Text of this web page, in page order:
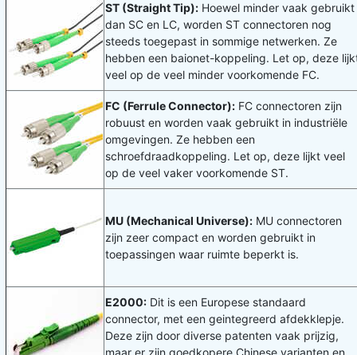
ST (Straight Tip): Hoewel minder vaak gebruikt
dan SC en LC, worden ST connectoren nog
steeds toegepast in sommige netwerken. Ze
hebben een baionet-koppeling. Let op, deze
veel op de veel minder voorkomende FC.
FC (Ferrule Connector): FC connectoren zijn
robuust en worden vaak gebruikt in industriële
omgevingen. Ze hebben een
schroefdraadkoppeling. Let op, deze lijkt veel
op de veel vaker voorkomende ST.
MU (Mechanical Universe): MU connectoren
zijn zeer compact en worden gebruikt in
toepassingen waar ruimte beperkt is.
E2000: Dit is een Europese standaard
connector, met een geintegreerd afdekklepje.
Deze zijn door diverse patenten vaak prijzig,